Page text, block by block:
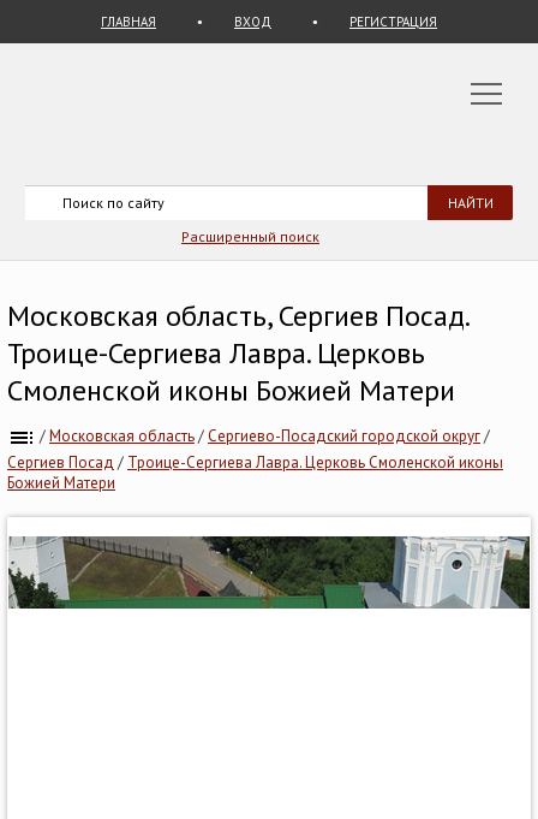
ГЛАВНАЯ ВХОД РЕГИСТРАЦИЯ
Расширенный поиск
Московская область, Сергиев Посад.
Троице-Сергиева Лавра. Церковь
Смоленской иконы Божией Матери
/Московская область/Сергиево-Посадский городской округ/
Сергиев Посад / Троице-Сергиева Лавра. Церковь Смоленской иконы
Божией Матери